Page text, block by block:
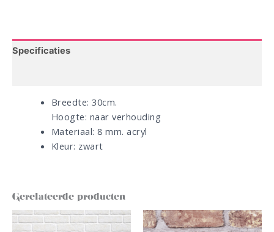
Specificaties
Breedte: 30cm.
Hoogte: naar verhouding
Materiaal: 8 mm. acryl
Kleur: zwart
Gerelateerde producten